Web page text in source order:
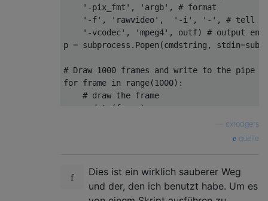
'-pix_fmt' , 'argb' , # format
'-f' , 'rawvideo' , '-i' , '-' , # tell
'-vcodec' , 'mpeg4' , outf) # output
p = subprocess.Popen(cmdstring,
# Draw 1000 frames and write to the pipe
for frame in range(1000):
# draw the frame
    update(frame)
# write to pipe
    p.stdin.write(string)
cxrodgers
quelle
Dies ist ein wirklich sauberer Weg
und der, den ich benutzt habe. Um es